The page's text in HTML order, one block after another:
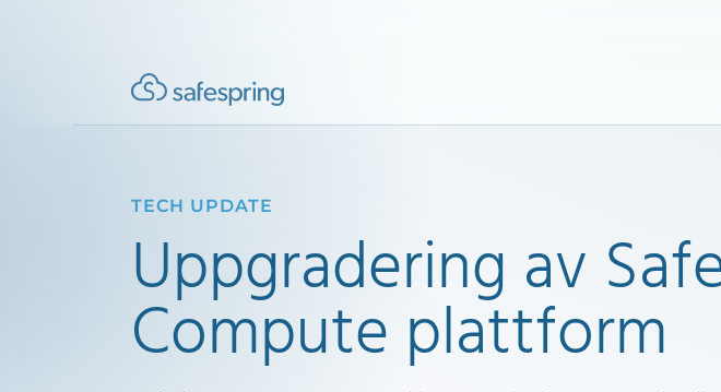
TECH UPDATE
Uppgradering av
Compute plattform